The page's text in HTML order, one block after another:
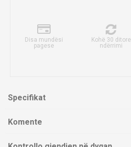
Disa mundësi
pagese
Kohë 30 ditore
ndërrimi
Specifikat
Komente